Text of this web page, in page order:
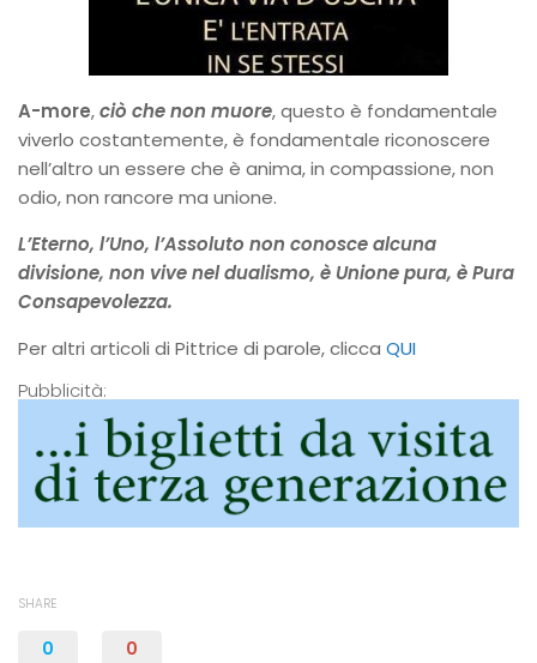
A-more,ciò che non muore, questo è fondamentale
viverlo costantemente, è fondamentale riconoscere
nell’altro un essere che è anima, in compassione, non
odio, non rancore ma unione.
L’Eterno, l’Uno, l’Assoluto non conosce alcuna
divisione, non vive nel dualismo, è Unione pura, è Pura
Consapevolezza.
Per altri articoli di Pittrice di parole, clicca QUI
Pubblicità:
SHARE
0 0